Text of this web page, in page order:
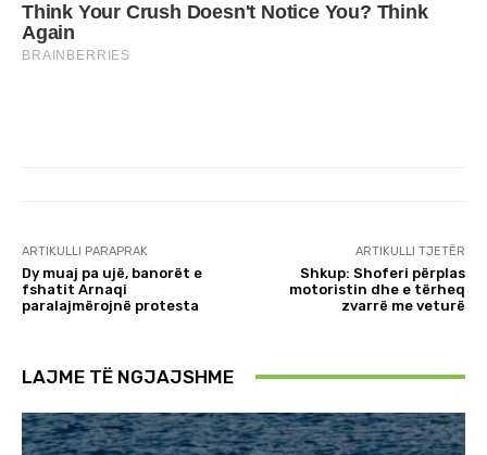
ARTIKULLI PARAPRAK
Dy muaj pa ujë, banorët e
fshatit Arnaqi
paralajmërojnë protesta
ARTIKULLI TJETËR
Shkup: Shoferi përplas
motoristin dhe e tërheq
zvarrë me veturë
LAJME TË NGJAJSHME